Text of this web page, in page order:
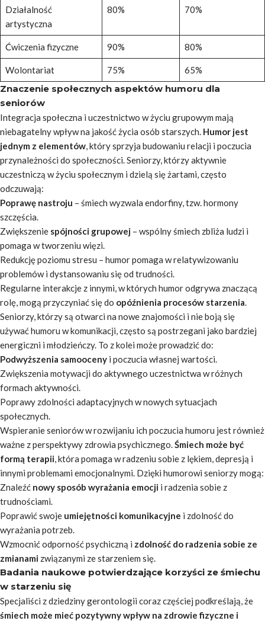
Działalność
artystyczna
80% 70%
Ćwiczenia fizyczne 90% 80%
Wolontariat 75% 65%
Znaczenie społecznych aspektów humoru dla
seniorów
Integracja społeczna i uczestnictwo w życiu grupowym mają
niebagatelny wpływ na jakość życia osób starszych. Humor jest
jednym z elementów, który sprzyja budowaniu relacji i poczucia
przynależności do społeczności. Seniorzy, którzy aktywnie
uczestniczą w życiu społecznym i dzielą się żartami, często
odczuwają:
Poprawę nastroju – śmiech wyzwala endorfiny, tzw. hormony
szczęścia.
Zwiększenie spójności grupowej – wspólny śmiech zbliża ludzi i
pomaga w tworzeniu więzi.
Redukcję poziomu stresu – humor pomaga w relatywizowaniu
problemów i dystansowaniu się od trudności.
Regularne interakcje z innymi, w których humor odgrywa znaczącą
rolę, mogą przyczyniać się do opóźnienia procesów starzenia.
Seniorzy, którzy są otwarci na nowe znajomości i nie boją się
używać humoru w komunikacji, często są postrzegani jako bardziej
energiczni i młodzieńczy. To z kolei może prowadzić do:
Podwyższenia samooceny i poczucia własnej wartości.
Zwiększenia motywacji do aktywnego uczestnictwa w różnych
formach aktywności.
Poprawy zdolności adaptacyjnych w nowych sytuacjach
społecznych.
Wspieranie seniorów w rozwijaniu ich poczucia humoru jest również
ważne z perspektywy zdrowia psychicznego.Śmiech może być
formą terapii, która pomaga w radzeniu sobie z lękiem, depresją i
innymi problemami emocjonalnymi. Dzięki humorowi seniorzy mogą:
Znaleźć nowy sposób wyrażania emocji i radzenia sobie z
trudnościami.
Poprawić swoje umiejętności komunikacyjne i zdolność do
wyrażania potrzeb.
Wzmocnić odporność psychiczną i zdolność do radzenia sobie ze
zmianami związanymi ze starzeniem się.
Badania naukowe potwierdzające korzyści ze śmiechu
w starzeniu się
Specjaliści z dziedziny gerontologii coraz częściej podkreślają, że
śmiech może mieć pozytywny wpływ na zdrowie fizyczne i